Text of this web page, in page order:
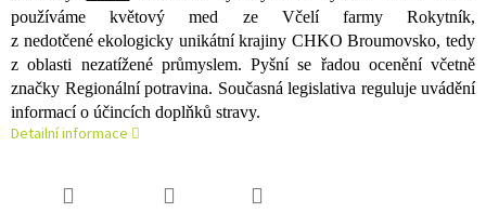
používáme květový med ze Včelí farmy Rokytník,
z nedotčené ekologicky unikátní krajiny CHKO Broumovsko, tedy
z oblasti nezatížené průmyslem. Pyšní se řadou ocenění včetně
značky Regionální potravina. Současná legislativa reguluje uvádění
informací o účincích doplňků stravy.
Detailní informace